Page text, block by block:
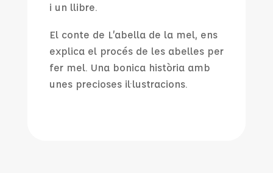
i un llibre.
El conte de L’abella de la mel, ens
explica el procés de les abelles per
fer mel. Una bonica història amb
unes precioses il·lustracions.